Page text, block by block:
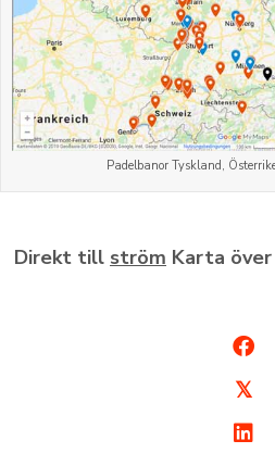
Padelbanor Tyskland,
Direkt till ström Karta över
𝕏